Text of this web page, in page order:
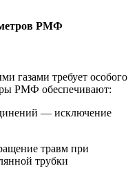
РМФ
газами требует особого
РМФ обеспечивают:
— исключение
травм при
трубки